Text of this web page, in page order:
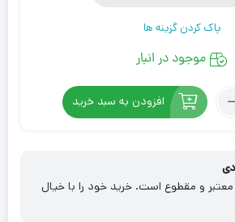
پاک کردن گزینه ها
موجود در انبار
افزودن به سبد خرید
و مقطوع است. خرید خود را با خیال